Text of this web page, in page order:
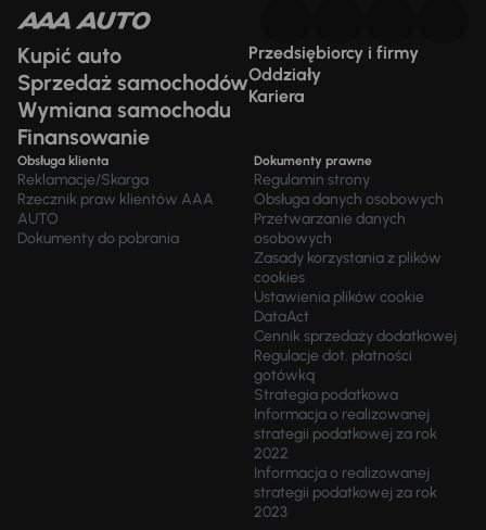
Kupić auto
Sprzedaż samochodów
Wymiana samochodu
Finansowanie
Przedsiębiorcy i firmy
Oddziały
Kariera
Obsługa klienta
Reklamacje/Skarga
Rzecznik praw klientów AAA
AUTO
Dokumenty do pobrania
Dokumenty prawne
Regulamin strony
Obsługa danych osobowych
Przetwarzanie danych
osobowych
Zasady korzystania z plików
cookies
Ustawienia plików cookie
DataAct
Cennik sprzedaży dodatkowej
Regulacje dot. płatności
gotówką
Strategia podatkowa
Informacja o realizowanej
strategii podatkowej za rok
2022
Informacja o realizowanej
strategii podatkowej za rok
2023